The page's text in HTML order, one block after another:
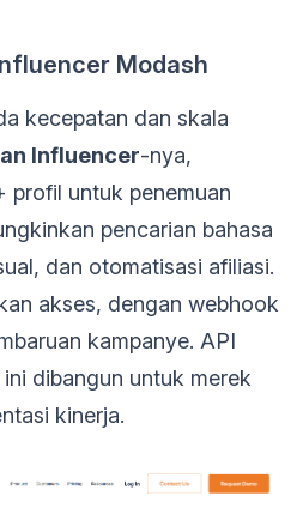
Modash
kecepatan dan skala
Influencer-nya,
profil untuk penemuan
pencarian bahasa
dan otomatisasi afiliasi.
akses, dengan webhook
kampanye. API
dibangun untuk merek
kinerja.